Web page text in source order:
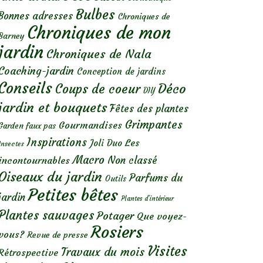
adresses Bulbes Chroniques de
Chroniques de mon
Chroniques de Nala
jardin Conception de jardins
Coups de coeur DIY Déco
et bouquets Fêtes des plantes
faux pas Gourmandises Grimpantes
Inspirations Joli Duo Les
Macro Non classé
du jardin Outils Parfums du
Petites bêtes Plantes d’intérieur
sauvages Potager Que voyez-
Revue de presse Rosiers
Travaux du mois Visites